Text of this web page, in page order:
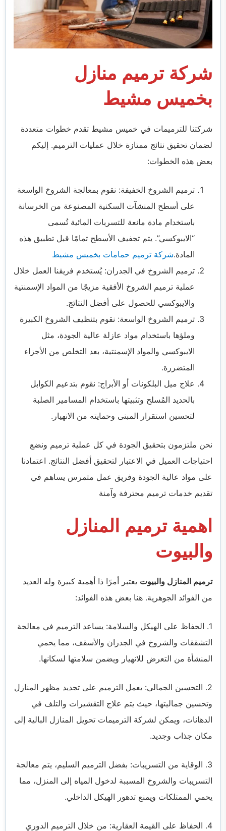
شركة ترميم منازل
بخميس مشيط
شركتنا للترميمات في خميس مشيط تقدم خطوات متعددة
لضمان تحقيق نتائج ممتازة خلال عمليات الترميم. إليكم
بعض هذه الخطوات:
ترميم الشروخ الخفيفة: نقوم بمعالجة الشروخ الواسعة
على أسطح المنشآت السكنية المصنوعة من الخرسانة
باستخدام مادة مانعة للتسربات المائية تُسمى
“الايبوكسي”. يتم تجفيف الأسطح تمامًا قبل تطبيق هذه
المادة.شركة ترميم حمامات بخميس مشيط
ترميم الشروخ في الجدران: يُستخدم فريقنا العمل خلال
عملية ترميم الشروخ الأفقية مزيجًا من المواد الإسمنتية
والايبوكسي للحصول على أفضل النتائج.
ترميم الشروخ الواسعة: نقوم بتنظيف الشروخ الكبيرة
وملؤها باستخدام مواد عازلة عالية الجودة، مثل
الايبوكسي والمواد الإسمنتية، بعد التخلص من الأجزاء
المتضررة.
علاج ميل البلكونات أو الأبراج: نقوم بتدعيم الكوابل
بالحديد المُسلح وتثبيتها باستخدام المسامير الصلبة
لتحسين استقرار المبنى وحمايته من الانهيار.
نحن ملتزمون بتحقيق الجودة في كل عملية ترميم ونضع
احتياجات العميل في الاعتبار لتحقيق أفضل النتائج. اعتمادنا
على مواد عالية الجودة وفريق عمل متمرس يساهم في
تقديم خدمات ترميم محترفة وآمنة
اهمية ترميم المنازل
والبيوت
ترميم المنازل والبيوت يعتبر أمرًا ذا أهمية كبيرة وله العديد
من الفوائد الجوهرية. هنا بعض هذه الفوائد:
1. الحفاظ على الهيكل والسلامة: يساعد الترميم في معالجة
التشققات والشروخ في الجدران والأسقف، مما يحمي
المنشأة من التعرض للانهيار ويضمن سلامتها لسكانها.
2. التحسين الجمالي: يعمل الترميم على تجديد مظهر المنازل
وتحسين جماليتها، حيث يتم علاج التقشيرات والتلف في
الدهانات، ويمكن لشركة الترميمات تحويل المنازل البالية إلى
مكان جذاب وجديد.
3. الوقاية من التسريبات: بفضل الترميم السليم، يتم معالجة
التسريبات والشروخ المسببة لدخول المياه إلى المنزل، مما
يحمي الممتلكات ويمنع تدهور الهيكل الداخلي.
4. الحفاظ على القيمة العقارية: من خلال الترميم الدوري